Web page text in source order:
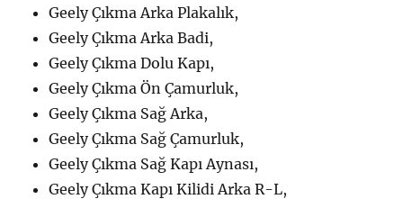
Geely Çıkma Arka Plakalık,
Geely Çıkma Arka Badi,
Geely Çıkma Dolu Kapı,
Geely Çıkma Ön Çamurluk,
Geely Çıkma Sağ Arka,
Geely Çıkma Sağ Çamurluk,
Geely Çıkma Sağ Kapı Aynası,
Geely Çıkma Kapı Kilidi Arka R-L,